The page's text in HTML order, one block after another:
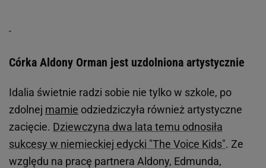
Córka Aldony Orman jest uzdolniona artystycznie
Idalia świetnie radzi sobie nie tylko w szkole, po
zdolnej mamie odziedziczyła również artystyczne
zacięcie. Dziewczyna dwa lata temu odnosiła
sukcesy w niemieckiej edycki "The Voice Kids". Ze
względu na pracę partnera Aldony, Edmunda,